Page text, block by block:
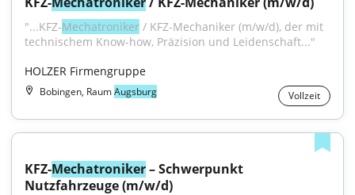
"...KFZ-Mechatroniker / KFZ-Mechaniker (m/w/d), der mit
technischem Know-how, Präzision und Leidenschaft..."
HOLZER Firmengruppe
Bobingen, RaumAugsburg Vollzeit
KFZ-Mechatroniker – Schwerpunkt
Nutzfahrzeuge (m/w/d)